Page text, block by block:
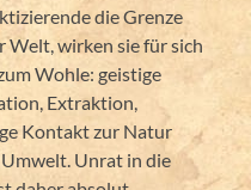
die Grenze
Welt, wirken sie für sich
Wohle: geistige
Extraktion,
Kontakt zur Natur
Unrat in die